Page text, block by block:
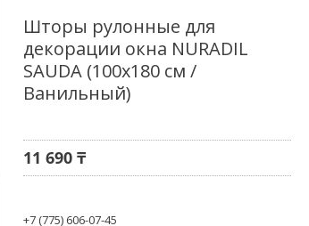
Шторы рулонные для
декорации окна NURADIL
SAUDA (100х180 см /
Ванильный)
11 690 ₸
+7 (775) 606-07-45